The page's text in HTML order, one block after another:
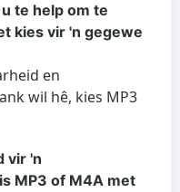
te help om te
kies vir 'n gegewe
en
wil hê, kies MP3
vir 'n
MP3 of M4A met